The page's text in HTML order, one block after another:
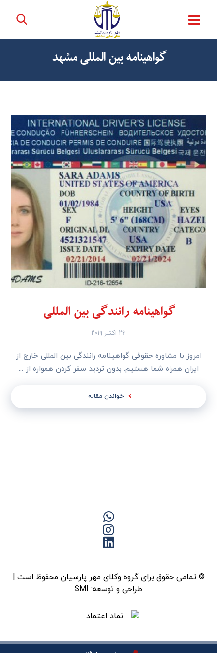
گواهينامه بين المللي مشهد
گواهینامه رانندگی بین المللی
۲۶ اکتبر ۲۰۱۹
امروز با مشاوره حقوقی گواهینامه رانندگی بین المللی خارج از
ایران همراه شما هستیم. بدون تردید سفر کردن همواره از ...
خواندن مقاله
© تمامی حقوق برای گروه وکلای مهر پارسیان محفوظ است |
طراحی و توسعه: SMI